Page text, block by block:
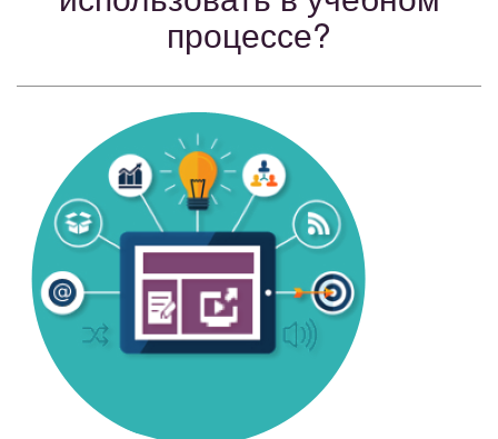
процессе?